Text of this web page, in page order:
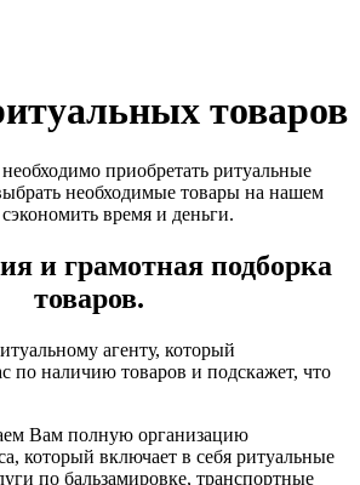
товаров
приобретать ритуальные
необходимые товары на нашем
время и деньги.
и грамотная подборка
товаров.
агенту, который
по наличию товаров и подскажет, что
Вам полную организацию
который включает в себя ритуальные
по бальзамировке, транспортные